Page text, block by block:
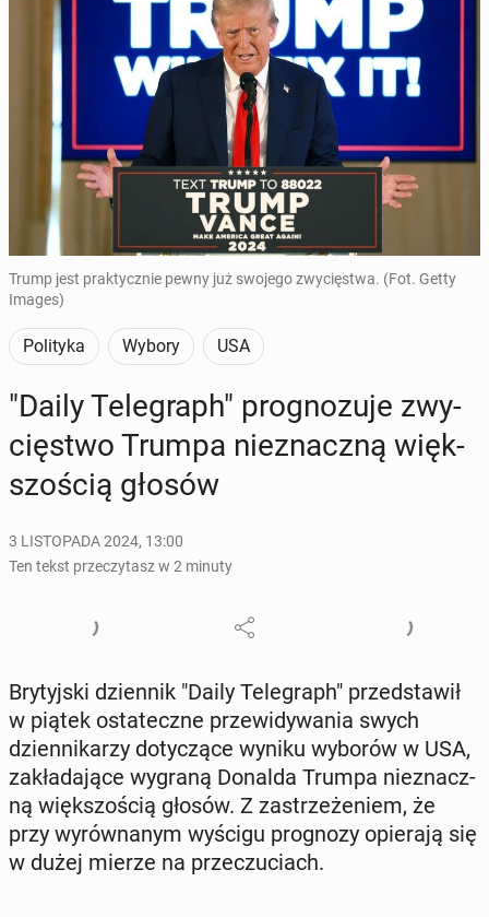
Trump jest praktycznie pewny już swojego zwycięstwa. (Fot. Getty
Images)
Polityka Wybory USA
"Daily Te­le­graph" pro­gno­zu­je zwy­
cię­stwo Trumpa nie­znacz­ną więk­
szo­ścią głosów
3 LISTOPADA 2024, 13:00
Ten tekst przeczytasz w 2 minuty
Bry­tyj­ski dzien­nik "Daily Te­le­graph" przed­sta­wił
w piątek osta­tecz­ne prze­wi­dy­wa­nia swych
dzien­ni­ka­rzy do­ty­czą­ce wyniku wyborów w USA,
za­kła­da­ją­ce wygraną Donalda Trumpa nie­znacz­
ną więk­szo­ścią głosów. Z za­strze­że­niem, że
przy wy­rów­na­nym wyścigu pro­gno­zy opie­ra­ją się
w dużej mierze na prze­czu­ciach.